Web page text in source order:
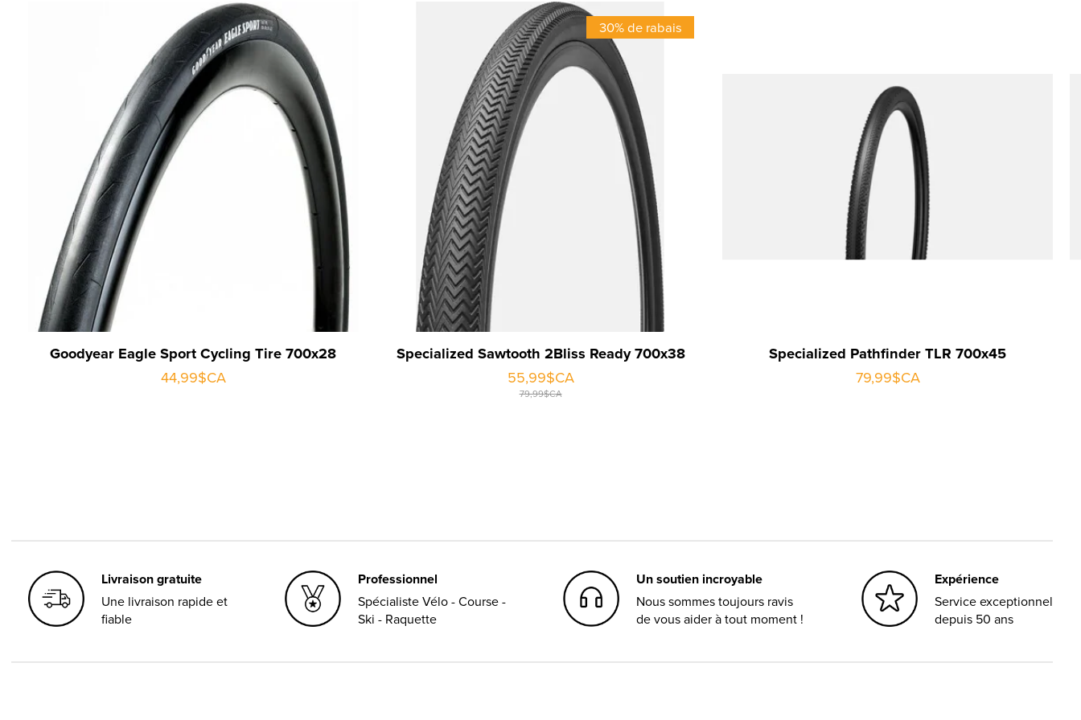
Goodyear Eagle Sport Cycling Tire 700x28
44,99$CA
30% de rabais
Specialized Sawtooth 2Bliss Ready 700x38
55,99$CA
79,99$CA
Specialized Pathfinder TLR 700x45
79,99$CA
Livraison gratuite
Une livraison rapide et
fiable
Professionnel
Spécialiste Vélo - Course -
Ski - Raquette
Un soutien incroyable
Nous sommes toujours ravis
de vous aider à tout moment !
Expérience
Service exceptionnel
depuis 50 ans